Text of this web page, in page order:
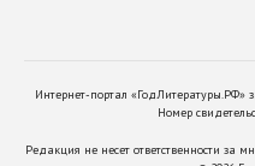
Интернет-портал «ГодЛитературы.РФ»
Номер
Редакция не несет ответственности за